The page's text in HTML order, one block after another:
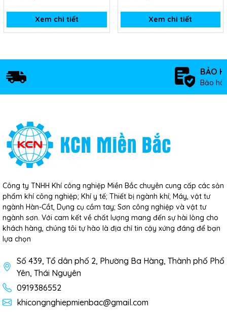
Xem chi tiết Xem chi tiết
BẢO
Bảo
Công ty TNHH Khí công nghiệp Miền Bắc chuyên cung cấp các sản
phẩm khí công nghiệp; Khí y tế; Thiết bị ngành khí; Máy, vật tư
ngành Hàn-Cắt, Dụng cụ cầm tay; Sơn công nghiệp và vật tư
ngành sơn. Với cam kết về chất lượng mang đến sự hài lòng cho
khách hàng, chúng tôi tự hào là địa chỉ tin cậy xứng đáng để bạn
lựa chọn
Số 439, Tổ dân phố 2, Phường Ba Hàng, Thành phố Phổ
Yên, Thái Nguyên
0919386552
khicongnghiepmienbac@gmail.com